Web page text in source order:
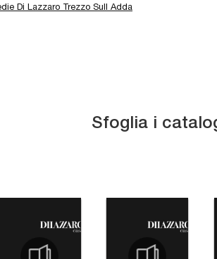
Di Lazzaro Trezzo Sull Adda
Sfoglia i